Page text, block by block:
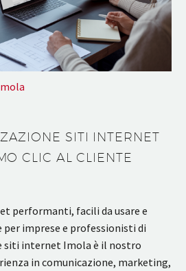
SITI INTERNET
CLIC AL CLIENTE
performanti, facili da usare e
imprese e professionisti di
siti internet Imola è il nostro
in comunicazione, marketing,